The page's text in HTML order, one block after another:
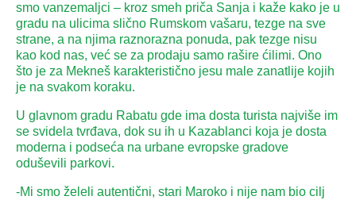
smo vanzemaljci – kroz smeh priča Sanja i kaže kako je u
gradu na ulicima slično Rumskom vašaru, tezge na sve
strane, a na njima raznorazna ponuda, pak tezge nisu
kao kod nas, već se za prodaju samo rašire ćilimi. Ono
što je za Mekneš karakteristično jesu male zanatlije kojih
je na svakom koraku.
U glavnom gradu Rabatu gde ima dosta turista najviše im
se svidela tvrđava, dok su ih u Kazablanci koja je dosta
moderna i podseća na urbane evropske gradove
oduševili parkovi.
-Mi smo želeli autentični, stari Maroko i nije nam bio cilj